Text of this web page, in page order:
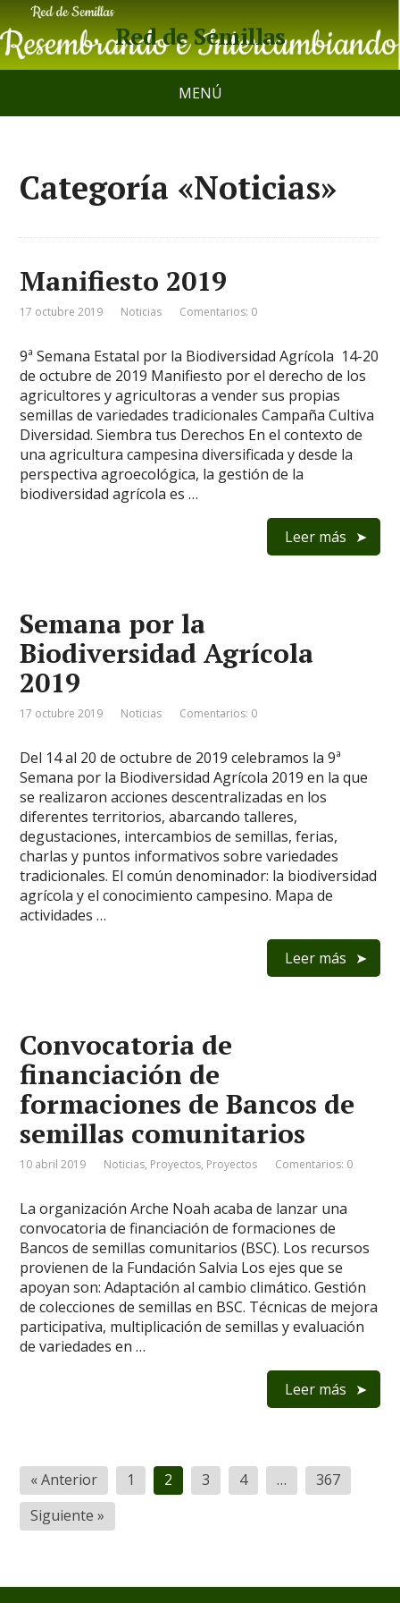
Red de Semillas
MENÚ
Categoría «Noticias»
Manifiesto 2019
17 octubre 2019 Noticias Comentarios: 0
9ª Semana Estatal por la Biodiversidad Agrícola 14-20
de octubre de 2019 Manifiesto por el derecho de los
agricultores y agricultoras a vender sus propias
semillas de variedades tradicionales Campaña Cultiva
Diversidad. Siembra tus Derechos En el contexto de
una agricultura campesina diversificada y desde la
perspectiva agroecológica, la gestión de la
biodiversidad agrícola es …
Leer más
Semana por la
Biodiversidad Agrícola
2019
17 octubre 2019 Noticias Comentarios: 0
Del 14 al 20 de octubre de 2019 celebramos la 9ª
Semana por la Biodiversidad Agrícola 2019 en la que
se realizaron acciones descentralizadas en los
diferentes territorios, abarcando talleres,
degustaciones, intercambios de semillas, ferias,
charlas y puntos informativos sobre variedades
tradicionales. El común denominador: la biodiversidad
agrícola y el conocimiento campesino. Mapa de
actividades …
Leer más
Convocatoria de
financiación de
formaciones de Bancos de
semillas comunitarios
10 abril 2019 Noticias, Proyectos, Proyectos Comentarios: 0
La organización Arche Noah acaba de lanzar una
convocatoria de financiación de formaciones de
Bancos de semillas comunitarios (BSC). Los recursos
provienen de la Fundación Salvia Los ejes que se
apoyan son: Adaptación al cambio climático. Gestión
de colecciones de semillas en BSC. Técnicas de mejora
participativa, multiplicación de semillas y evaluación
de variedades en …
Leer más
Navegación
de
entradas
« Anterior 1 2 3 4 …
367
Siguiente »